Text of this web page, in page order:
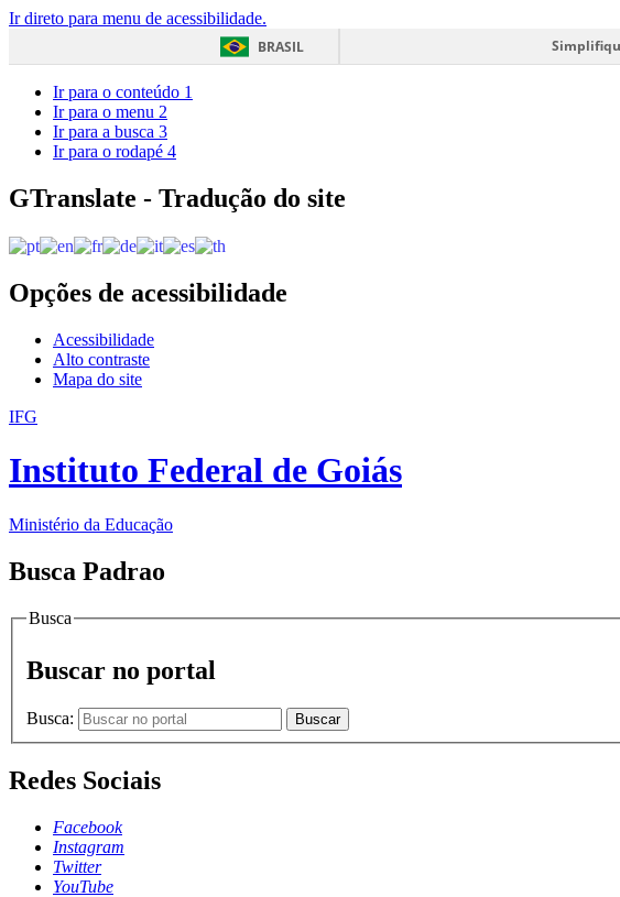
Ir direto para menu de acessibilidade.
BRASIL
Ir para o conteúdo 1
Ir para o menu 2
Ir para a busca 3
Ir para o rodapé 4
GTranslate - Tradução do site
Opções de acessibilidade
Acessibilidade
Alto contraste
Mapa do site
IFG
Instituto Federal de Goiás
Ministério da Educação
Busca Padrao
Busca
Buscar no portal
Busca: Buscar
Redes Sociais
Facebook
Instagram
Twitter
YouTube